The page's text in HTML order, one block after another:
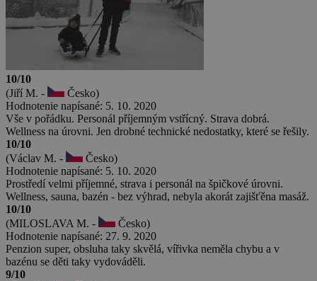
10/10
(Jiří M. -
Česko)
Hodnotenie napísané: 5. 10. 2020
Vše v pořádku. Personál příjemným vstřícný. Strava dobrá.
Wellness na úrovni. Jen drobné technické nedostatky, které se řešily.
10/10
(Václav M. -
Česko)
Hodnotenie napísané: 5. 10. 2020
Prostředí velmi příjemné, strava i personál na špičkové úrovni.
Wellness, sauna, bazén - bez výhrad, nebyla akorát zajišťěna masáž.
10/10
(MILOSLAVA M. -
Česko)
Hodnotenie napísané: 27. 9. 2020
Penzion super, obsluha taky skvělá, vířivka neměla chybu a v
bazénu se děti taky vydováděli.
9/10